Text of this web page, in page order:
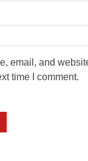
email, and
time I comment.